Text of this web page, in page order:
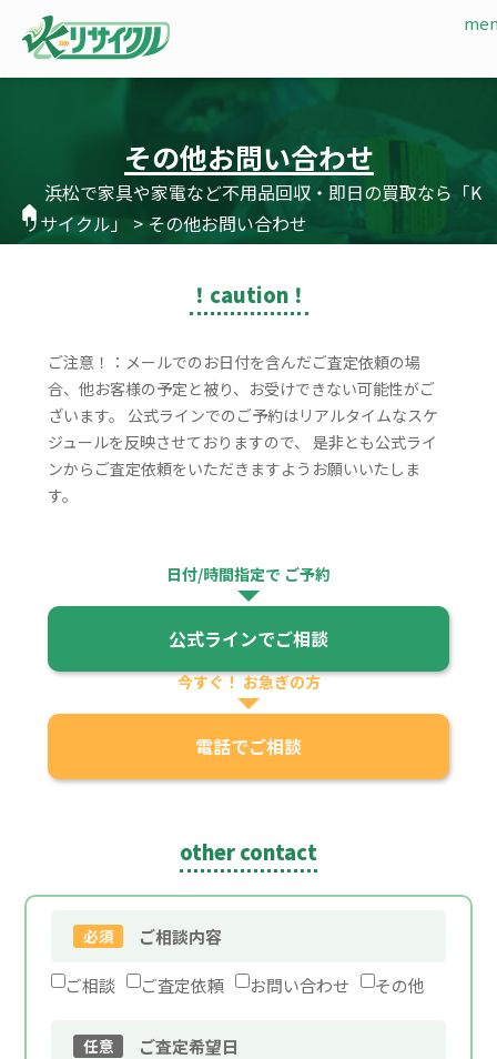
その他お問い合わせ
浜松で家具や家電など不用品回収・即日の買取なら「K
リサイクル」
> その他お問い合わせ
！caution！
ご注意！：メールでのお日付を含んだご査定依頼の場
合、他お客様の予定と被り、お受けできない可能性がご
ざいます。 公式ラインでのご予約はリアルタイムなスケ
ジュールを反映させておりますので、 是非とも公式ライ
ンからご査定依頼をいただきますようお願いいたしま
す。
日付/時間指定で ご予約
公式ラインでご相談
今すぐ！お急ぎの方
電話でご相談
other contact
必須 ご相談内容
ご相談 ご査定依頼 お問い合わせ その他
任意 ご査定希望日